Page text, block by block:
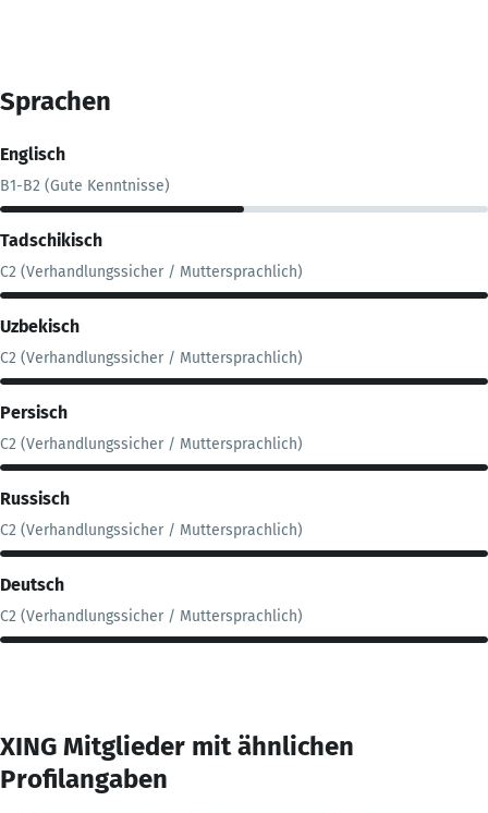
Sprachen
Englisch
B1-B2 (Gute Kenntnisse)
Tadschikisch
C2 (Verhandlungssicher / Muttersprachlich)
Uzbekisch
C2 (Verhandlungssicher / Muttersprachlich)
Persisch
C2 (Verhandlungssicher / Muttersprachlich)
Russisch
C2 (Verhandlungssicher / Muttersprachlich)
Deutsch
C2 (Verhandlungssicher / Muttersprachlich)
XING Mitglieder mit ähnlichen
Profilangaben